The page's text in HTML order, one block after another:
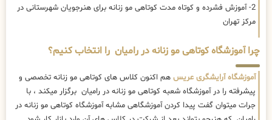
2- آموزش فشرده و کوتاه مدت کوتاهی مو زنانه برای هنرجویان شهرستانی در
مرکز تهران
چرا آموزشگاه کوتاهی مو زنانه در رامیان را انتخاب کنیم؟
آموزشگاه آرایشگری عریس هم اکنون کلاس های کوتاهی مو زنانه تخصصی و
پیشرفته را در آموزشگاه شعبه کوتاهی مو زنانه در رامیان برگزار میکند ، با
جرات میتوان گفت پیدا کردن آموزشگاهی مشابه آموزشگاه کوتاهی مو زنانه در